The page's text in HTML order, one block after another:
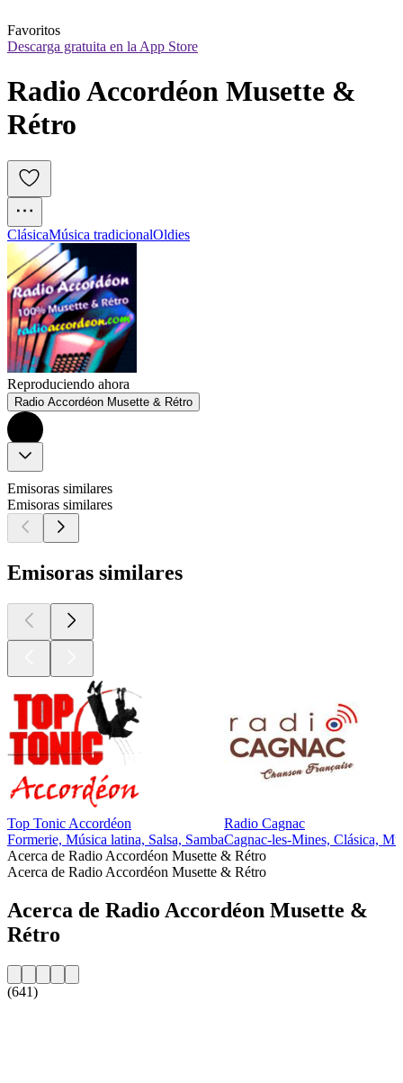
Favoritos
Descarga gratuita en la App Store
Radio Accordéon Musette &
Rétro
ClásicaMúsica tradicionalOldies
Reproduciendo ahora
Radio Accordéon Musette & Rétro
Emisoras similares
Emisoras similares
Emisoras similares
Top Tonic Accordéon
Formerie, Música latina, Salsa, Samba
Radio Cagnac
Cagnac-les-Mines, Clásica,
Acerca de Radio Accordéon Musette & Rétro
Acerca de Radio Accordéon Musette & Rétro
Acerca de Radio Accordéon Musette &
Rétro
(641)